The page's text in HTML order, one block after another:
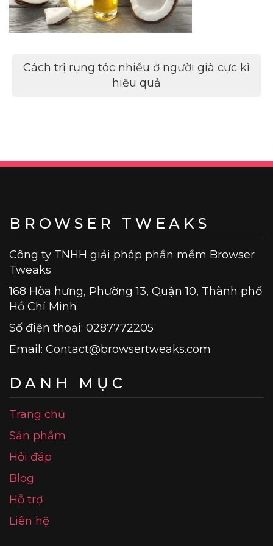
Điều
Cách trị rụng tóc nhiều ở người già cực kì
hiệu quả
BROWSER TWEAKS
Công ty TNHH giải pháp phần mềm Browser
Tweaks
168 Hòa hưng, Phường 13, Quận 10, Thành phố
Hồ Chí Minh
Số điện thoại: 0287772205
Email: Contact@browsertweaks.com
DANH MỤC
Trang chủ
Sản phẩm
Hỏi đáp
Blog
Hỗ trợ
Liên hệ